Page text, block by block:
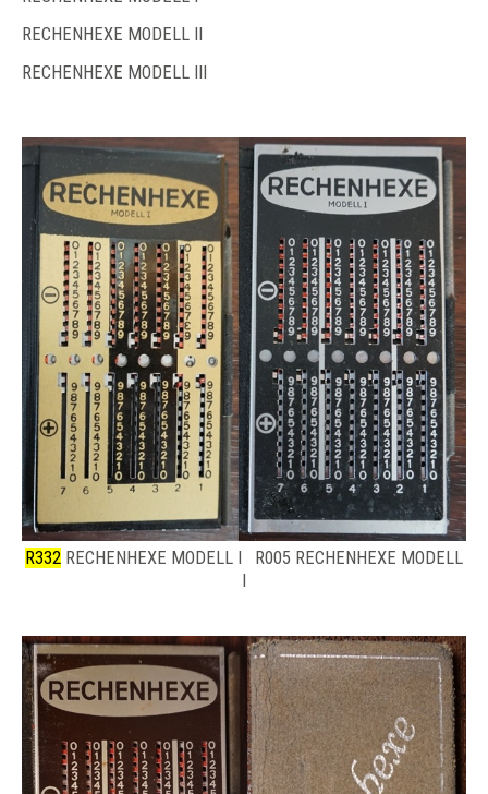
RECHENHEXE MODELL II
RECHENHEXE MODELL III
R332 RECHENHEXE MODELL I R005 RECHENHEXE MODELL
I